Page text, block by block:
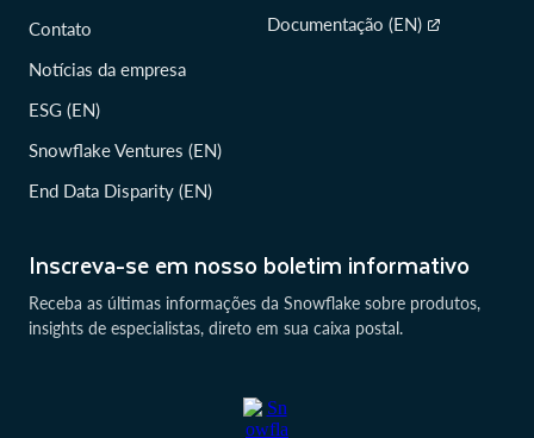
Inscreva-se em nosso boletim informativo
Receba as últimas informações da Snowflake sobre produtos,
insights de especialistas, direto em sua caixa postal.
Contato
Notícias da empresa
ESG (EN)
Snowflake Ventures (EN)
End Data Disparity (EN)
Documentação (EN)